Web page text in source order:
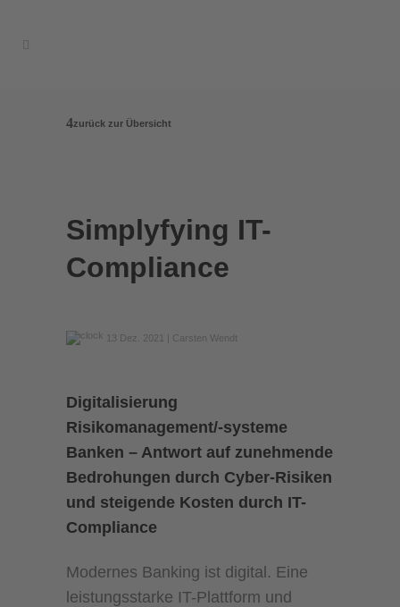
zurück zur Übersicht
Simplyfying IT-
Compliance
13 Dez. 2021 | Carsten Wendt
Digitalisierung
Risikomanagement/-systeme
Banken – Antwort auf zunehmende
Bedrohungen durch Cyber-Risiken
und steigende Kosten durch IT-
Compliance
Modernes Banking ist digital. Eine
leistungsstarke IT-Plattform und